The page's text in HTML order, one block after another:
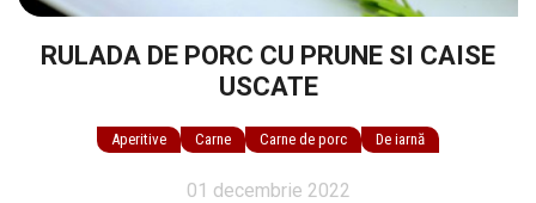
RULADA DE PORC CU PRUNE SI CAISE
USCATE
Aperitive Carne Carne de porc De iarnă
01 decembrie 2022